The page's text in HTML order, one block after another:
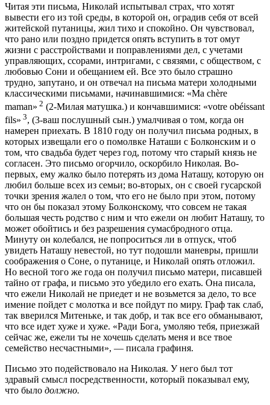
Читая эти письма, Николай испытывал страх, что хотят
вывести его из той среды, в которой он, оградив себя от всей
житейской путаницы, жил тихо и спокойно. Он чувствовал,
что рано или поздно придется опять вступить в тот омут
жизни с расстройствами и поправлениями дел, с учетами
управляющих, ссорами, интригами, с связями, с обществом, с
любовью Сони и обещанием ей. Все это было страшно
трудно, запутано, и он отвечал на письма матери холодными
классическими письмами, начинавшимися: «Ma chère
maman» 2 (2-Милая матушка.) и кончавшимися: «votre obéissant
fils» 3, (3-ваш послушный сын.) умалчивая о том, когда он
намерен приехать. В 1810 году он получил письма родных, в
которых извещали его о помолвке Наташи с Болконским и о
том, что свадьба будет через год, потому что старый князь не
согласен. Это письмо огорчило, оскорбило Николая. Во-
первых, ему жалко было потерять из дома Наташу, которую он
любил больше всех из семьи; во-вторых, он с своей гусарской
точки зрения жалел о том, что его не было при этом, потому
что он бы показал этому Болконскому, что совсем не такая
большая честь родство с ним и что ежели он любит Наташу, то
может обойтись и без разрешения сумасбродного отца.
Минуту он колебался, не попроситься ли в отпуск, чтоб
увидеть Наташу невестой, но тут подошли маневры, пришли
соображения о Соне, о путанице, и Николай опять отложил.
Но весной того же года он получил письмо матери, писавшей
тайно от графа, и письмо это убедило его ехать. Она писала,
что ежели Николай не приедет и не возьмется за дело, то все
имение пойдет с молотка и все пойдут по миру. Граф так слаб,
так вверился Митеньке, и так добр, и так все его обманывают,
что все идет хуже и хуже. «Ради Бога, умоляю тебя, приезжай
сейчас же, ежели ты не хочешь сделать меня и все твое
семейство несчастными», — писала графиня.
Письмо это подействовало на Николая. У него был тот
здравый смысл посредственности, который показывал ему,
что было должно.